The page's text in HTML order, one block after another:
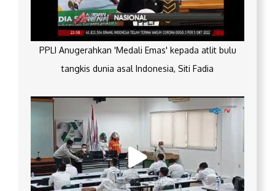
PPLI Anugerahkan 'Medali Emas' kepada atlit bulu
tangkis dunia asal Indonesia, Siti Fadia